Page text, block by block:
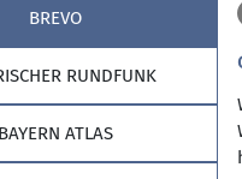
BREVO
RUNDFUNK
BAYERN ATLAS